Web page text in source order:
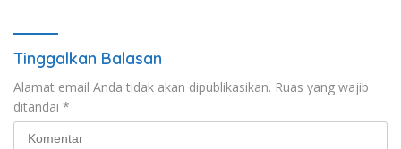
Tinggalkan Balasan
Alamat email Anda tidak akan dipublikasikan. Ruas yang wajib
ditandai *